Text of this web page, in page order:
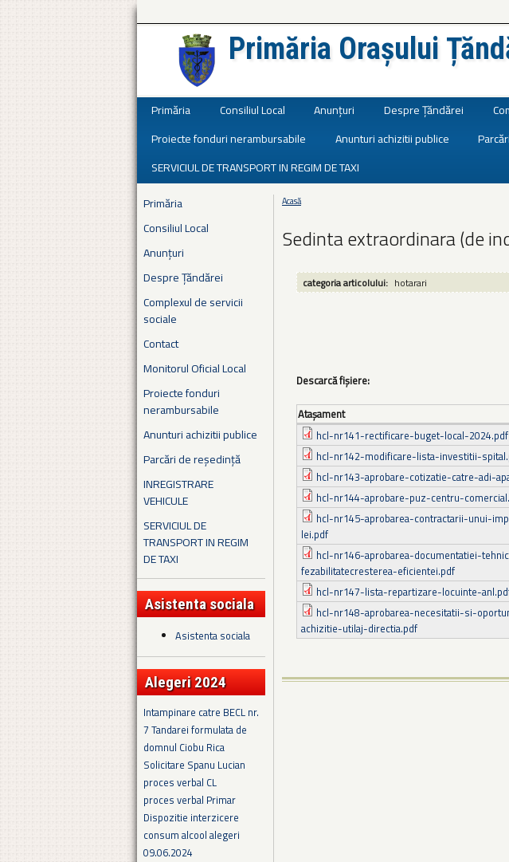
Primăria Orașului
Primăria Consiliul Local Anunțuri Despre Țăndărei
Proiecte fonduri nerambursabile
Anunturi achizitii publice
SERVICIUL DE TRANSPORT IN REGIM DE TAXI
Primăria
Consiliul Local
Anunțuri
Despre Țăndărei
Complexul de servicii
sociale
Contact
Monitorul Oficial Local
Proiecte fonduri
nerambursabile
Anunturi achizitii publice
Parcări de reședință
INREGISTRARE
VEHICULE
SERVICIUL DE
TRANSPORT IN REGIM
DE TAXI
Asistenta sociala
Asistenta sociala
Alegeri 2024
Intampinare catre BECL nr.
7 Tandarei formulata de
domnul Ciobu Rica
Solicitare Spanu Lucian
proces verbal CL
proces verbal Primar
Dispozitie interzicere
consum alcool alegeri
09.06.2024
Eşti aici
Acasă
Sedinta extraordinara (de
categoria articolului: hotarari
Descarcă fișiere:
Ataşament
hcl-nr141-rectificare-buget-local-2024.pdf
hcl-nr142-modificare-lista-investitii-
hcl-nr143-aprobare-cotizatie-catre-adi-
hcl-nr144-aprobare-puz-centru-
hcl-nr145-aprobarea-contractarii-unui-
lei.pdf
hcl-nr146-aprobarea-documentatiei-
fezabilitatecresterea-eficientei.pdf
hcl-nr147-lista-repartizare-locuinte-
hcl-nr148-aprobarea-necesitatii-si-
achizitie-utilaj-directia.pdf